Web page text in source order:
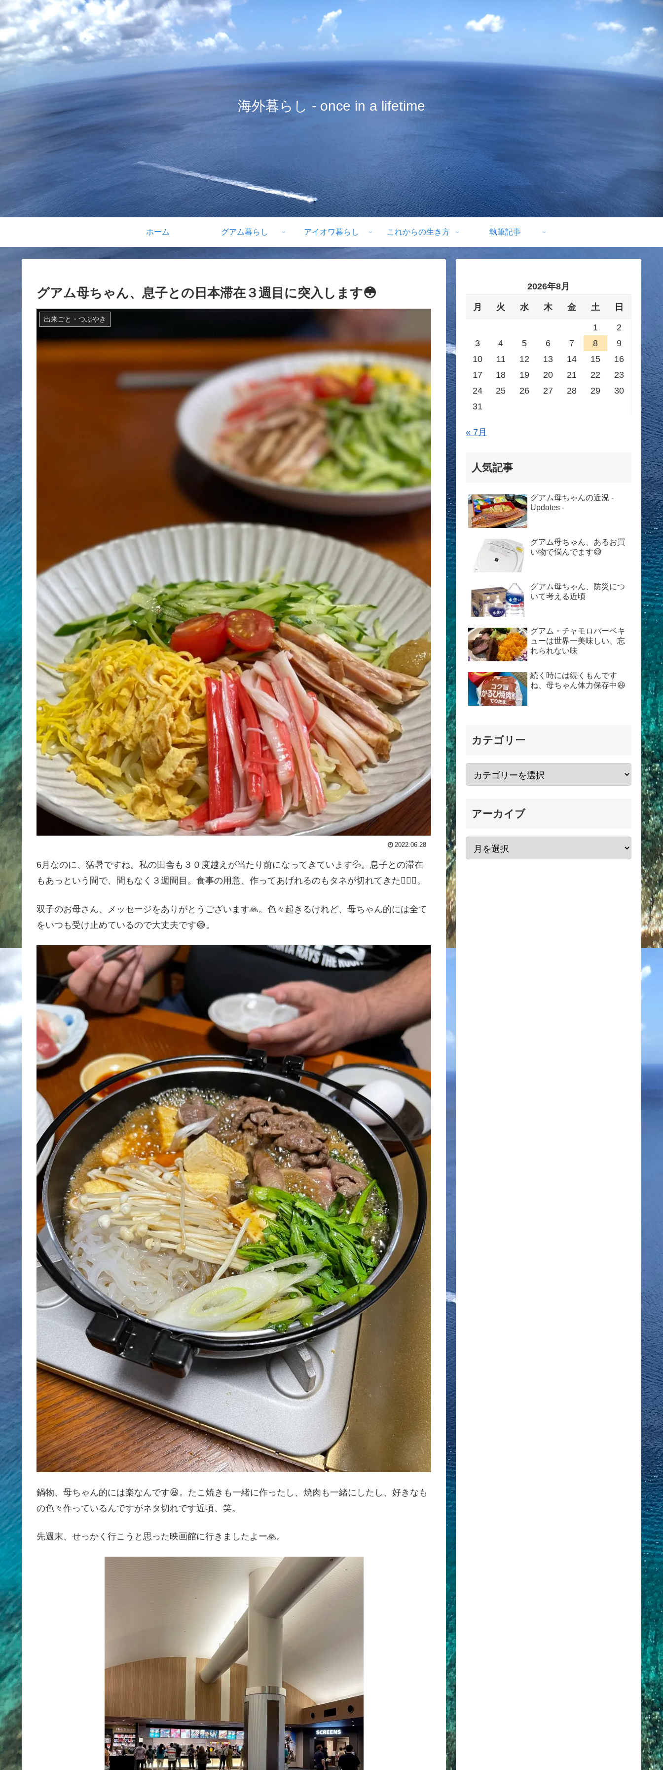
海外暮らし - once in a lifetime
ホーム グアム暮らし アイオワ暮らし これからの生き方 執筆記事
グアム母ちゃん、息子との日本滞在３週目に突入します😳
出来ごと・つぶやき
2022.06.28
6月なのに、猛暑ですね。私の田舎も３０度越えが当たり前になってきています💦。息子との滞在
もあっという間で、間もなく３週間目。食事の用意、作ってあげれるのもタネが切れてきた😮‍💨💦。
双子のお母さん、メッセージをありがとうございます🙏。色々起きるけれど、母ちゃん的には全て
をいつも受け止めているので大丈夫です😅。
鍋物、母ちゃん的には楽なんです😆。たこ焼きも一緒に作ったし、焼肉も一緒にしたし、好きなも
の色々作っているんですがネタ切れです近頃、笑。
先週末、せっかく行こうと思った映画館に行きましたよー🙏。
2026年8月
月 火 水 木 金 土 日
1
2
3
4 5 6 7 8
9
10
11 12 13 14 15
16
17
18 19 20 21 22
23
24
25 26 27 28 29
30
31
« 7月
人気記事
グアム母ちゃんの近況 -
Updates -
グアム母ちゃん、あるお買
い物で悩んでます😅
グアム母ちゃん、防災につ
いて考える近頃
グアム・チャモロバーベキ
ューは世界一美味しい、忘
れられない味
続く時には続くもんです
ね、母ちゃん体力保存中😆
カテゴリー
アーカイブ